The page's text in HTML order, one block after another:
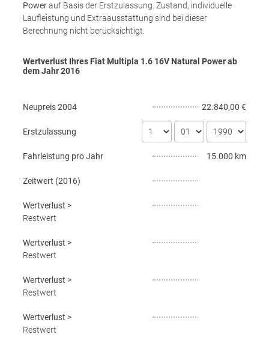
Powerauf Basis der Erstzulassung. Zustand, individuelle
Laufleistung und Extraausstattung sind bei dieser
Berechnung nicht berücksichtigt.
Wertverlust Ihres Fiat Multipla 1.6 16V Natural Power ab
dem Jahr2016
Neupreis2004 22.840,00 €
Erstzulassung
Fahrleistung pro Jahr 15.000 km
Zeitwert (2016)
Wertverlust >
Restwert
Wertverlust >
Restwert
Wertverlust >
Restwert
Wertverlust >
Restwert